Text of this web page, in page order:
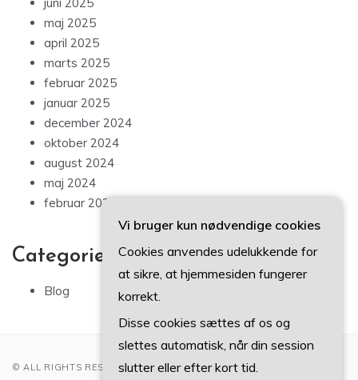
maj 2025
april 2025
marts 2025
februar 2025
januar 2025
december 2024
oktober 2024
august 2024
maj 2024
februar 2024
Categories
Blog
© ALL RIGHTS RESERVED 2022
Vi bruger kun nødvendige cookies
Cookies anvendes udelukkende for
at sikre, at hjemmesiden fungerer
korrekt.
Disse cookies sættes af os og
slettes automatisk, når din session
slutter eller efter kort tid.